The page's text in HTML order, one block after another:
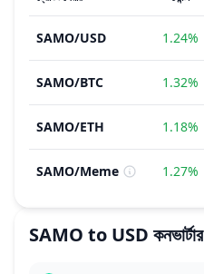
SAMO/USD 1.24%
SAMO/BTC 1.32%
SAMO/ETH 1.18%
SAMO/Meme 1.27%
SAMO to USD কনভার্টার